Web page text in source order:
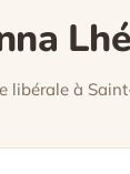
libérale à